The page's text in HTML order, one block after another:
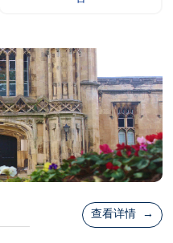
查看详情 →